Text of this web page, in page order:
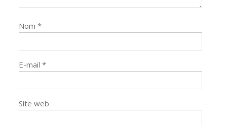
Nom*
E-mail*
Site web